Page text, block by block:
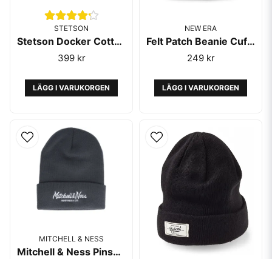
STETSON
Stetson Docker Cotton Black
399 kr
LÄGG I VARUKORGEN
NEW ERA
Felt Patch Beanie Cuff Navy - New Era
249 kr
LÄGG I VARUKORGEN
MITCHELL & NESS
Mitchell & Ness Pinscript Knit Cuff Charcoal Grey